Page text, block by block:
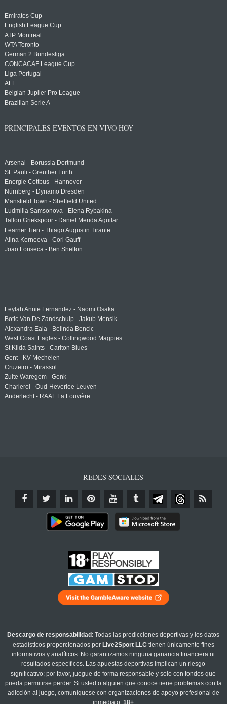
Emirates Cup
English League Cup
ATP Montreal
WTA Toronto
German 2 Bundesliga
CONCACAF League Cup
Liga Portugal
AFL
Belgian Jupiler Pro League
Brazilian Serie A
PRINCIPALES EVENTOS EN VIVO HOY
Arsenal - Borussia Dortmund
St. Pauli - Greuther Fürth
Energie Cottbus - Hannover
Nürnberg - Dynamo Dresden
Mansfield Town - Sheffield United
Ludmilla Samsonova - Elena Rybakina
Tallon Griekspoor - Daniel Merida Aguilar
Learner Tien - Thiago Augustin Tirante
Alina Korneeva - Cori Gauff
Joao Fonseca - Ben Shelton
Leylah Annie Fernandez - Naomi Osaka
Botic Van De Zandschulp - Jakub Mensik
Alexandra Eala - Belinda Bencic
West Coast Eagles - Collingwood Magpies
St Kilda Saints - Carlton Blues
Gent - KV Mechelen
Cruzeiro - Mirassol
Zulte Waregem - Genk
Charleroi - Oud-Heverlee Leuven
Anderlecht - RAAL La Louvière
REDES SOCIALES
Descargo de responsabilidad : Todas las predicciones deportivas y los datos
estadísticos proporcionados por Live2Sport LLC tienen únicamente fines
informativos y analíticos. No garantizamos ninguna ganancia financiera ni
resultados específicos. Las apuestas deportivas implican un riesgo
significativo; por favor, juegue de forma responsable y solo con fondos que
pueda permitirse perder. Si usted o alguien que conoce tiene problemas con la
adicción al juego, comuníquese con organizaciones de apoyo profesional de